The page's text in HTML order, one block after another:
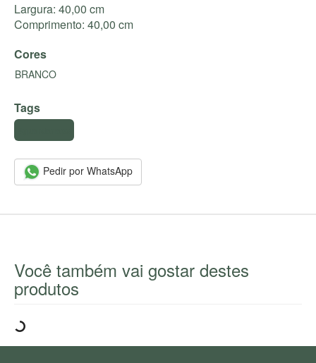
Largura: 40,00 cm
Comprimento: 40,00 cm
Cores
BRANCO
Tags
Pedir por WhatsApp
Você também vai gostar destes
produtos